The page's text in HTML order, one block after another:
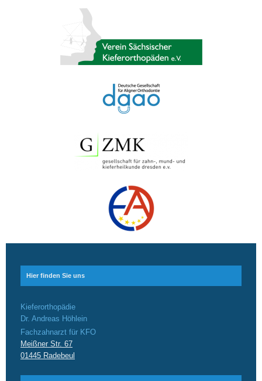
Hier finden Sie uns
Kieferorthopädie
Dr. Andreas Höhlein
Fachzahnarzt für KFO
Meißner Str. 67
01445 Radebeul